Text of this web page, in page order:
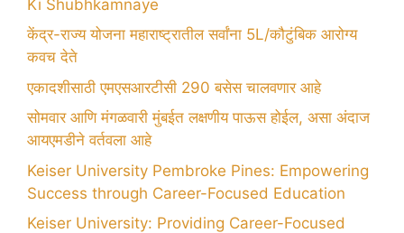
Ki Shubhkamnaye
केंद्र-राज्य योजना महाराष्ट्रातील सर्वांना 5L/कौटुंबिक आरोग्य
कवच देते
एकादशीसाठी एमएसआरटीसी 290 बसेस चालवणार आहे
सोमवार आणि मंगळवारी मुंबईत लक्षणीय पाऊस होईल, असा अंदाज
आयएमडीने वर्तवला आहे
Keiser University Pembroke Pines: Empowering
Success through Career-Focused Education
Keiser University: Providing Career-Focused